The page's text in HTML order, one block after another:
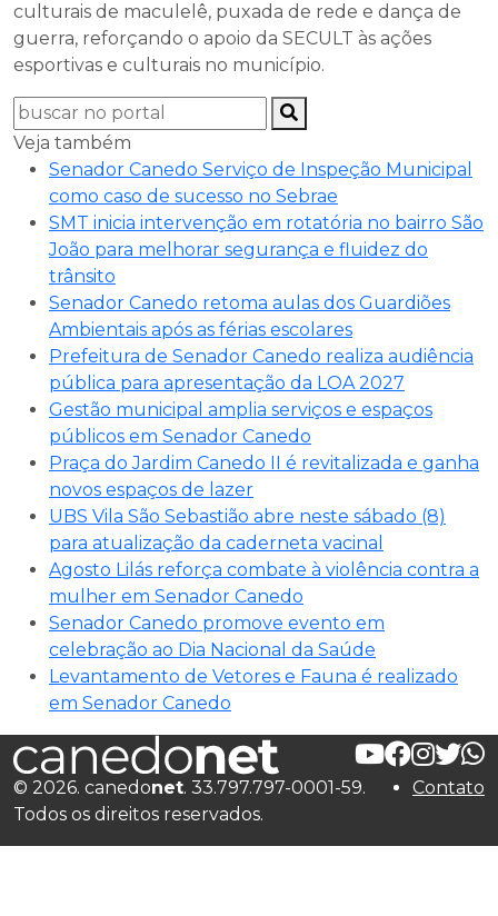
culturais de maculelê, puxada de rede e dança de
guerra, reforçando o apoio da SECULT às ações
esportivas e culturais no município.
Veja também
Senador Canedo Serviço de Inspeção Municipal
como caso de sucesso no Sebrae
SMT inicia intervenção em rotatória no bairro São
João para melhorar segurança e fluidez do
trânsito
Senador Canedo retoma aulas dos Guardiões
Ambientais após as férias escolares
Prefeitura de Senador Canedo realiza audiência
pública para apresentação da LOA 2027
Gestão municipal amplia serviços e espaços
públicos em Senador Canedo
Praça do Jardim Canedo II é revitalizada e ganha
novos espaços de lazer
UBS Vila São Sebastião abre neste sábado (8)
para atualização da caderneta vacinal
Agosto Lilás reforça combate à violência contra a
mulher em Senador Canedo
Senador Canedo promove evento em
celebração ao Dia Nacional da Saúde
Levantamento de Vetores e Fauna é realizado
em Senador Canedo
© 2026. canedonet. 33.797.797-0001-59.
Todos os direitos reservados.
Contato